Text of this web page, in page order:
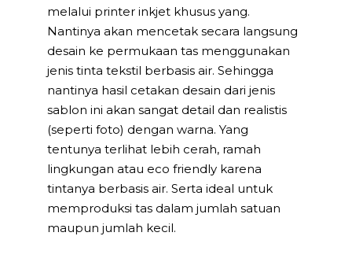
melalui printer inkjet khusus yang.
Nantinya akan mencetak secara langsung
desain ke permukaan tas menggunakan
jenis tinta tekstil berbasis air. Sehingga
nantinya hasil cetakan desain dari jenis
sablon ini akan sangat detail dan realistis
(seperti foto) dengan warna. Yang
tentunya terlihat lebih cerah, ramah
lingkungan atau eco friendly karena
tintanya berbasis air. Serta ideal untuk
memproduksi tas dalam jumlah satuan
maupun jumlah kecil.